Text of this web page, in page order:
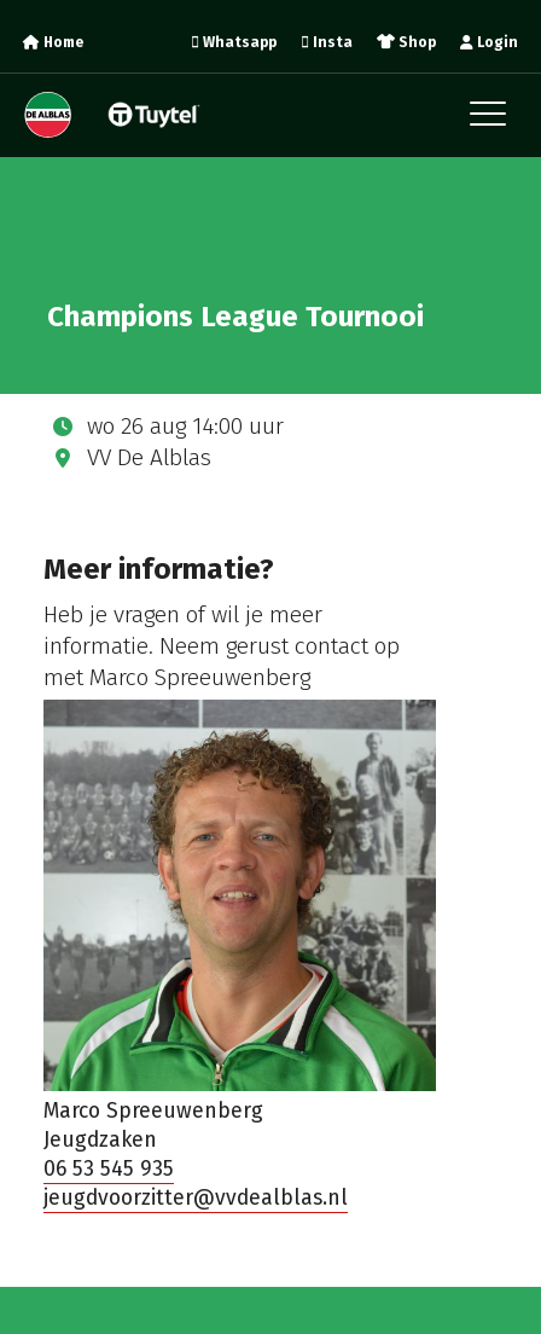
Home Login
Shop
Insta
Whatsapp
Champions League Tournooi
wo 26 aug 14:00 uur
VV De Alblas
Meer informatie?
Heb je vragen of wil je meer
informatie. Neem gerust contact op
met Marco Spreeuwenberg
Marco Spreeuwenberg
Jeugdzaken
06 53 545 935
jeugdvoorzitter@vvdealblas.nl